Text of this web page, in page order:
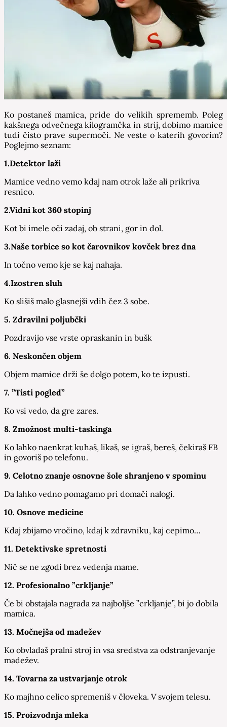
Ko postaneš mamica, pride do velikih sprememb. Poleg
kakšnega odvečnega kilogramčka in strij, dobimo mamice
tudi čisto prave supermoči. Ne veste o katerih govorim?
Poglejmo seznam:
1.Detektor laži
Mamice vedno vemo kdaj nam otrok laže ali prikriva
resnico.
2.Vidni kot 360 stopinj
Kot bi imele oči zadaj, ob strani, gor in dol.
3.Naše torbice so kot čarovnikov kovček brez dna
In točno vemo kje se kaj nahaja.
4.Izostren sluh
Ko slišiš malo glasnejši vdih čez 3 sobe.
5. Zdravilni poljubčki
Pozdravijo vse vrste opraskanin in bušk
6. Neskončen objem
Objem mamice drži še dolgo potem, ko te izpusti.
7. ”Tisti pogled”
Ko vsi vedo, da gre zares.
8. Zmožnost multi-taskinga
Ko lahko naenkrat kuhaš, likaš, se igraš, bereš, čekiraš FB
in govoriš po telefonu.
9. Celotno znanje osnovne šole shranjeno v spominu
Da lahko vedno pomagamo pri domači nalogi.
10. Osnove medicine
Kdaj zbijamo vročino, kdaj k zdravniku, kaj cepimo…
11. Detektivske spretnosti
Nič se ne zgodi brez vedenja mame.
12. Profesionalno ”crkljanje”
Če bi obstajala nagrada za najboljše ”crkljanje”, bi jo dobila
mamica.
13. Močnejša od madežev
Ko obvladaš pralni stroj in vsa sredstva za odstranjevanje
madežev.
14. Tovarna za ustvarjanje otrok
Ko majhno celico spremeniš v človeka. V svojem telesu.
15. Proizvodnja mleka